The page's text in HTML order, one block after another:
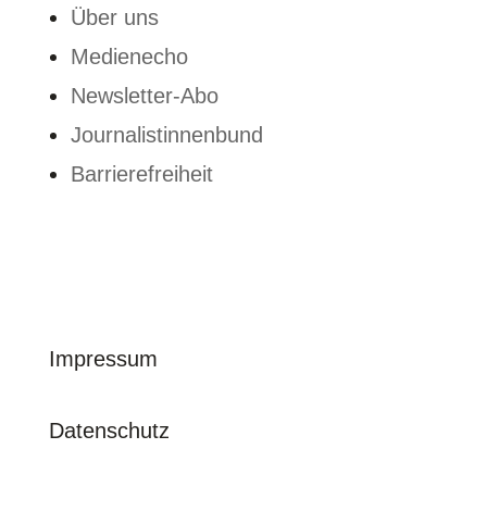
Über uns
Medienecho
Newsletter-Abo
Journalistinnenbund
Barrierefreiheit
Impressum
Datenschutz